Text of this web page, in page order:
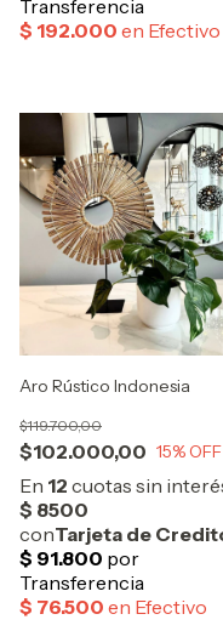
Aro Rústico Indonesia
$102.000,00
$119.700,00
15% OFF